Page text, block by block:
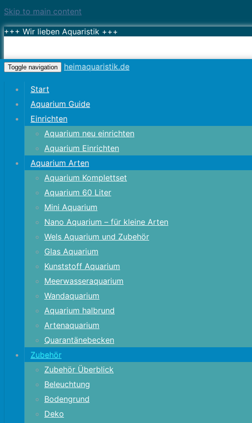
Skip to main content
+++ Wir lieben Aquaristik +++
Toggle navigation heimaquaristik.de
Start
Aquarium Guide
Einrichten
Aquarium neu einrichten
Aquarium Einrichten
Aquarium Arten
Aquarium Komplettset
Aquarium 60 Liter
Mini Aquarium
Nano Aquarium – für kleine Arten
Wels Aquarium und Zubehör
Glas Aquarium
Kunststoff Aquarium
Meerwasseraquarium
Wandaquarium
Aquarium halbrund
Artenaquarium
Quarantänebecken
Zubehör
Zubehör Überblick
Beleuchtung
Bodengrund
Deko